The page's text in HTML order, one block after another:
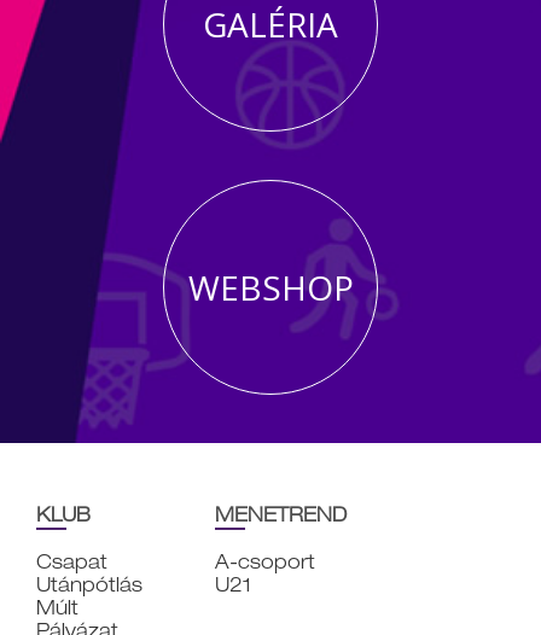
GALÉRIA
WEBSHOP
KLUB
Csapat
Utánpótlás
Múlt
MENETREND
A-csoport
U21